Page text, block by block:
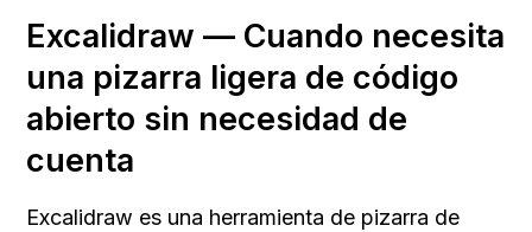
Excalidraw — Cuando necesita
una pizarra ligera de código
abierto sin necesidad de
cuenta
Excalidraw es una herramienta de pizarra de